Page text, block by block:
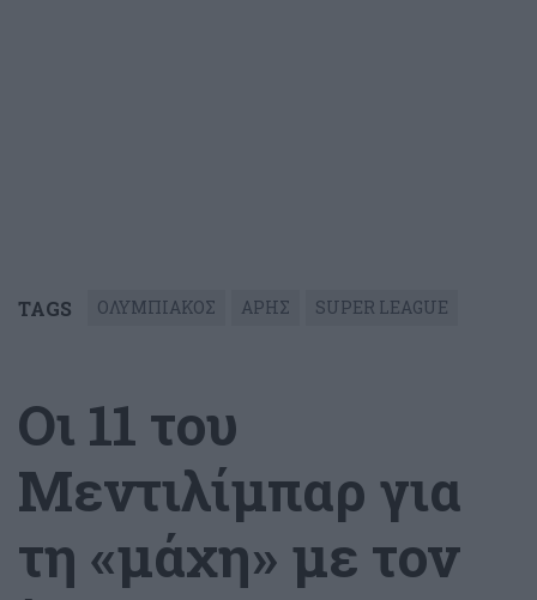
TAGS ΟΛΥΜΠΙΑΚΟΣ ΑΡΗΣ SUPER LEAGUE
Οι 11 του
Μεντιλίμπαρ για
τη «μάχη» με τον